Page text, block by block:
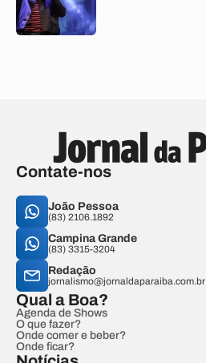
Contate-nos
João Pessoa
(83) 2106.1892
Campina Grande
(83) 3315-3204
Redação
jornalismo@jornaldaparaiba.com.br
Qual a Boa?
Agenda de Shows
O que fazer?
Onde comer e beber?
Onde ficar?